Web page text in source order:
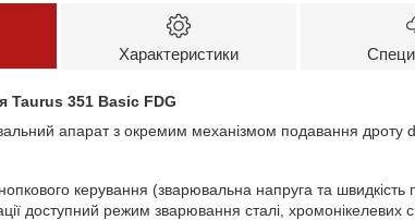
Характеристики
Taurus 351 Basic FDG
апарат з окремим механізмом подавання дроту
керування (зварювальна напруга та швидкість
доступний режим зварювання сталі, хромонікелевих